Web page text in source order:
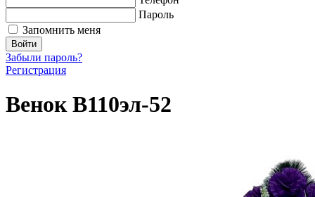
Пароль
Запомнить меня
Войти
Забыли пароль?
Регистрация
Венок В110эл-52